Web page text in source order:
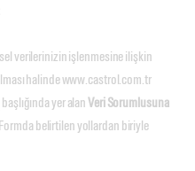
verilerinizin işlenmesine ilişkin
halinde www.castrol.com.tr
başlığında yer alanVeri Sorumlusuna
belirtilen yollardan biriyle